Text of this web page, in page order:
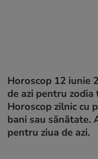
Horoscop 12 iunie
de azi pentru
Horoscop zilnic cu
bani sau sănătate.
pentru ziua de azi.